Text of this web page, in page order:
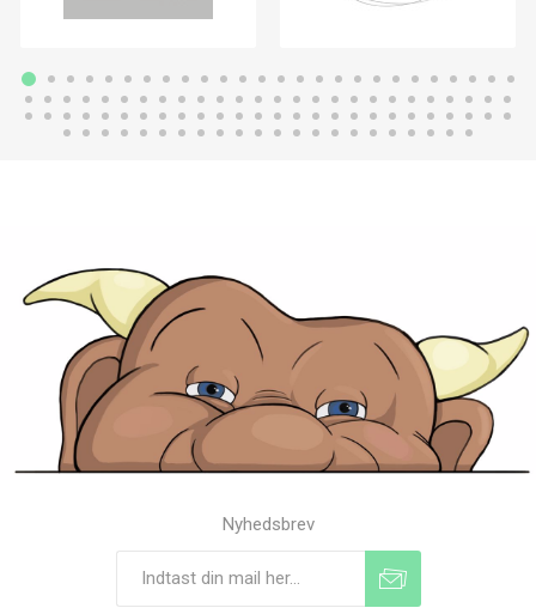
Nyhedsbrev